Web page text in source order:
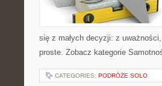
się z małych decyzji: z
proste. Zobacz kategorie
CATEGORIES: PODRÓŻE SOLO